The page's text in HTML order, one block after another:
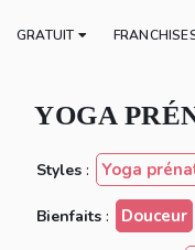
GRATUIT
YOGA
Styles : Yoga
Bienfaits : Douceur